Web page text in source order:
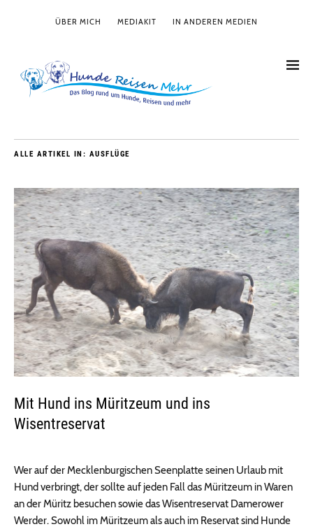
ÜBER MICH MEDIAKIT IN ANDEREN MEDIEN
ALLE ARTIKEL IN: AUSFLÜGE
Mit Hund ins Müritzeum und ins
Wisentreservat
Wer auf der Mecklenburgischen Seenplatte seinen Urlaub mit
Hund verbringt, der sollte auf jeden Fall das Müritzeum in Waren
an der Müritz besuchen sowie das Wisentreservat Damerower
Werder. Sowohl im Müritzeum als auch im Reservat sind Hunde